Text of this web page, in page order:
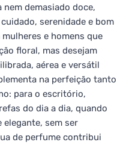
demasiado doce,
serenidade e bom
e homens que
floral, mas desejam
aérea e versátil
na perfeição tanto
para o escritório,
do dia a dia, quando
elegante, sem ser
de perfume contribui